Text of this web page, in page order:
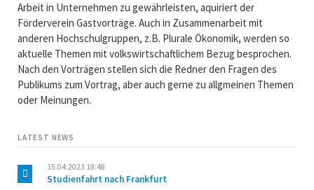
Arbeit in Unternehmen zu gewährleisten, aquiriert der
Förderverein Gastvorträge. Auch in Zusammenarbeit mit
anderen Hochschulgruppen, z.B. Plurale Ökonomik, werden so
aktuelle Themen mit volkswirtschaftlichem Bezug besprochen.
Nach den Vorträgen stellen sich die Redner den Fragen des
Publikums zum Vortrag, aber auch gerne zu allgmeinen Themen
oder Meinungen.
LATEST NEWS
15.04.2023 18:48
Studienfahrt nach Frankfurt